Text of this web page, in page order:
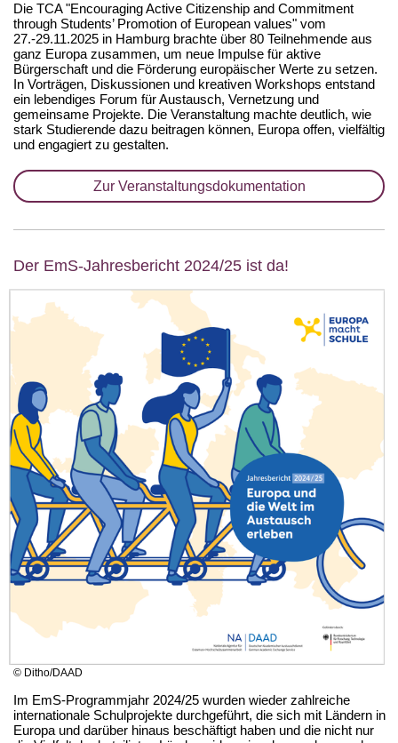
Die TCA "Encouraging Active Citizenship and Commitment
through Students’ Promotion of European values" vom
27.-29.11.2025 in Hamburg brachte über 80 Teilnehmende aus
ganz Europa zusammen, um neue Impulse für aktive
Bürgerschaft und die Förderung europäischer Werte zu setzen.
In Vorträgen, Diskussionen und kreativen Workshops entstand
ein lebendiges Forum für Austausch, Vernetzung und
gemeinsame Projekte. Die Veranstaltung machte deutlich, wie
stark Studierende dazu beitragen können, Europa offen, vielfältig
und engagiert zu gestalten.
Zur Veranstaltungsdokumentation
Der EmS-Jahresbericht 2024/25 ist da!
© Ditho/DAAD
Im EmS-Programmjahr 2024/25 wurden wieder zahlreiche
internationale Schulprojekte durchgeführt, die sich mit Ländern in
Europa und darüber hinaus beschäftigt haben und die nicht nur